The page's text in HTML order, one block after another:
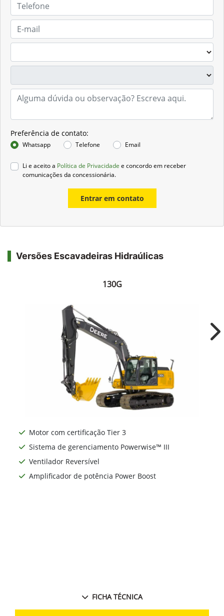
Preferência de contato:
Whatsapp Telefone Email
Li e aceito a Política de Privacidade e concordo em receber
comunicações da concessionária.
Entrar em contato
Versões Escavadeiras Hidraúlicas
130G
Motor com certificação Tier 3
Sistema de gerenciamento Powerwise™ III
Ventilador Reversível
Amplificador de potência Power Boost
FICHA TÉCNICA